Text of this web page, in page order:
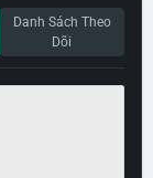
Danh Sách Theo
Dõi